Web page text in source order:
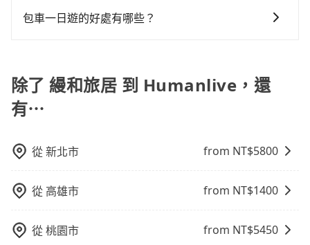
雖然路邊隨租隨還看似方便，但實際使用時還是有其區
車。 時間：需在特定時間到達目的地可選包車或計程
淘汰顧客評分較低的司機，且車輛均要求5年內新車，司
車率，也就是提高俗稱「回頭車」的比例。這不僅體現
在成本的控制，更是在傳統旺季（年假、端午、中秋、
雙十等）能用更少的司機來服務更多的旅客，意味著使
低，如此便反應在服務品質的控管會更佳。但tripool網
保證前一天中午以前均可全額取消退費，如已經決定好
要從縵和旅居去Humanlive，請儘早下訂以把握最划算
指定車款服務的需求，可以先將您的需先提供旅步，會
包車一日遊的好處有哪些？
體驗當地文化和風土人情，此外，包車還可以省去您自
己開車也無需擔心路線和交通的問題，更可以在舒適的
環境中專心欣賞當地美景和文化，讓您的旅程更加輕鬆
除了 縵和旅居 到 Humanlive，還
有⋯
從新北市 from NT$5800
從 高雄市 from NT$1400
從桃園市 from NT$5450